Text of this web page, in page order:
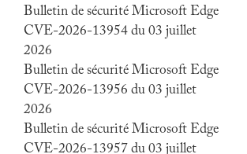
Bulletin de sécurité Microsoft Edge
CVE-2026-13954 du 03 juillet
2026
Bulletin de sécurité Microsoft Edge
CVE-2026-13956 du 03 juillet
2026
Bulletin de sécurité Microsoft Edge
CVE-2026-13957 du 03 juillet